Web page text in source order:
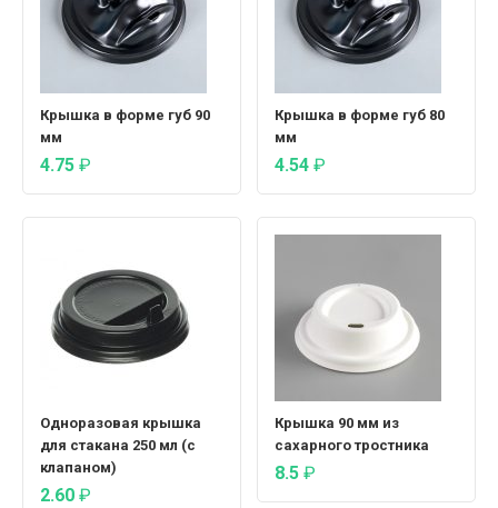
Крышка в форме губ 90
мм
4.75 ₽
Крышка в форме губ 80
мм
4.54 ₽
Одноразовая крышка
для стакана 250 мл (с
клапаном)
2.60 ₽
Крышка 90 мм из
сахарного тростника
8.5 ₽